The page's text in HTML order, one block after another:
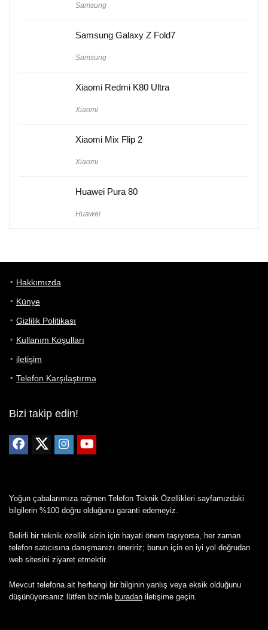
Samsung
Samsung Galaxy Z Fold7
Samsung
Xiaomi Redmi K80 Ultra
Xiaomi
Xiaomi Mix Flip 2
Xiaomi
Huawei Pura 80
Huawei
Hakkımızda
Künye
Gizlilik Politikası
Kullanım Koşulları
iletişim
Telefon Karşılaştırma
Bizi takip edin!
Yoğun çabalarımıza rağmen Telefon Teknik Özellikleri sayfamızdaki
bilgilerin %100 doğru olduğunu garanti edemeyiz.
Belirli bir teknik özellik sizin için hayati önem taşıyorsa, her zaman
telefon satıcısına danışmanızı öneririz; bunun için en iyi yol doğrudan
web sitesini ziyaret etmektir.
Mevcut telefona ait herhangi bir bilginin yanlış veya eksik olduğunu
düşünüyorsanız lütfen bizimle buradan iletişime geçin.